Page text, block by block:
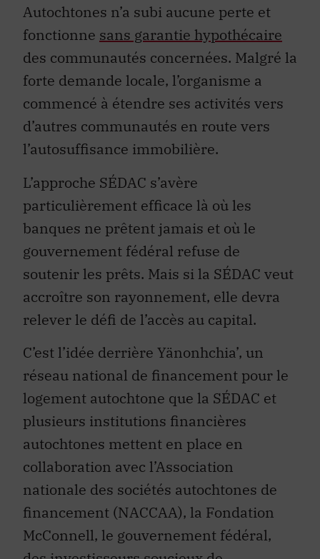
Autochtones n’a subi aucune perte et
fonctionne sans garantie hypothécaire
des communautés concernées. Malgré la
forte demande locale, l’organisme a
commencé à étendre ses activités vers
d’autres communautés en route vers
l’autosuffisance immobilière.
L’approche SÉDAC s’avère
particulièrement efficace là où les
banques ne prêtent jamais et où le
gouvernement fédéral refuse de
soutenir les prêts. Mais si la SÉDAC veut
accroître son rayonnement, elle devra
relever le défi de l’accès au capital.
C’est l’idée derrière Yänonhchia’, un
réseau national de financement pour le
logement autochtone que la SÉDAC et
plusieurs institutions financières
autochtones mettent en place en
collaboration avec l’Association
nationale des sociétés autochtones de
financement (NACCAA), la Fondation
McConnell, le gouvernement fédéral,